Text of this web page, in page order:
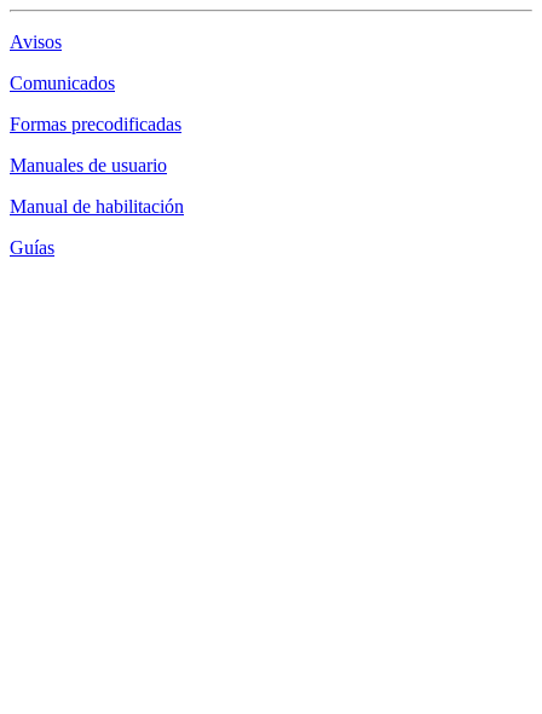
Avisos
Comunicados
Formas precodificadas
Manuales de usuario
Manual de habilitación
Guías